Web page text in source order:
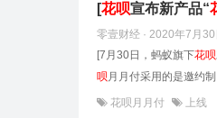
[花呗宣布新产品“
零壹财经 · 2020年7月30
[7月30日，蚂蚁旗下花呗
呗 月月付采用的是邀约
花呗月月付 上线